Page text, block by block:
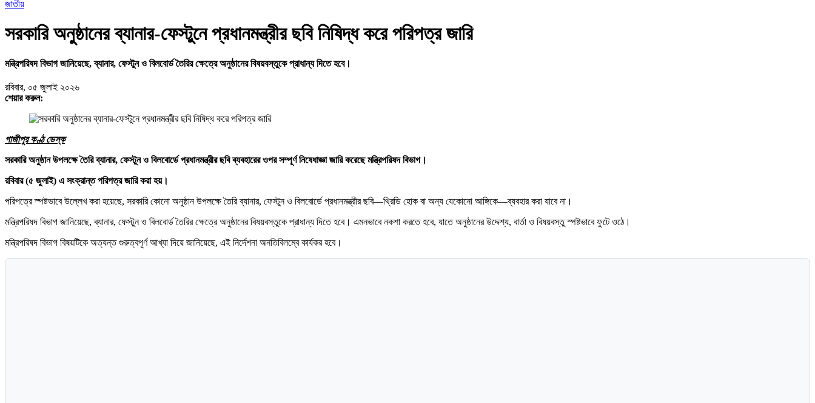
জাতীয়
সরকারি অনুষ্ঠানের ব্যানার-ফেস্টুনে প্রধানমন্ত্রীর ছবি নিষিদ্ধ করে পরিপত্র জারি
মন্ত্রিপরিষদ বিভাগ জানিয়েছে, ব্যানার, ফেস্টুন ও বিলবোর্ড তৈরির ক্ষেত্রে অনুষ্ঠানের বিষয়বস্তুকে প্রাধান্য দিতে হবে।
রবিবার, ০৫ জুলাই ২০২৬
শেয়ার করুন:
গাজীপুর কণ্ঠ ডেস্ক
সরকারি অনুষ্ঠান উপলক্ষে তৈরি ব্যানার, ফেস্টুন ও বিলবোর্ডে প্রধানমন্ত্রীর ছবি ব্যবহারের ওপর সম্পূর্ণ নিষেধাজ্ঞা জারি করেছে মন্ত্রিপরিষদ বিভাগ।
রবিবার (৫ জুলাই) এ সংক্রান্ত পরিপত্র জারি করা হয়।
পরিপত্রে স্পষ্টভাবে উল্লেখ করা হয়েছে, সরকারি কোনো অনুষ্ঠান উপলক্ষে তৈরি ব্যানার, ফেস্টুন ও বিলবোর্ডে প্রধানমন্ত্রীর ছবি—থ্রিডি হোক বা অন্য যেকোনো আঙ্গিকে—ব্যবহার করা যাবে না।
মন্ত্রিপরিষদ বিভাগ জানিয়েছে, ব্যানার, ফেস্টুন ও বিলবোর্ড তৈরির ক্ষেত্রে অনুষ্ঠানের বিষয়বস্তুকে প্রাধান্য দিতে হবে। এমনভাবে নকশা করতে হবে, যাতে অনুষ্ঠানের উদ্দেশ্য, বার্তা ও বিষয়বস্তু স্পষ্টভাবে ফুটে ওঠে।
মন্ত্রিপরিষদ বিভাগ বিষয়টিকে অত্যন্ত গুরুত্বপূর্ণ আখ্যা দিয়ে জানিয়েছে, এই নির্দেশনা অনতিবিলম্বে কার্যকর হবে।